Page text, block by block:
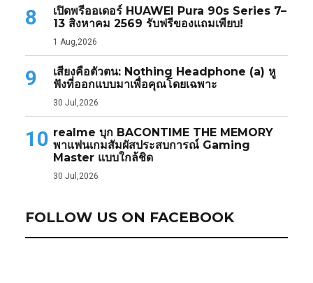
8
เปิดพรีออเดอร์ HUAWEI Pura 90s Series 7–
13 สิงหาคม 2569 รับฟรีของแถมเพียบ!
1 Aug,2026
9
เสียงคือตัวตน: Nothing Headphone (a) หู
ฟังที่ออกแบบมาเพื่อคุณโดยเฉพาะ
30 Jul,2026
10 realme บุก BACONTIME THE MEMORY
พาแฟนเกมสัมผัสประสบการณ์ Gaming
Master แบบใกล้ชิด
30 Jul,2026
FOLLOW US ON FACEBOOK